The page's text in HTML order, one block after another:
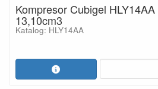
Kompresor Cubigel
13,10cm3
Katalog: HLY14AA